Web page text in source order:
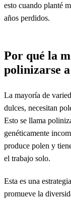
esto cuando planté
años perdidos.
Por qué la
polinizarse
La mayoría de
dulces, necesitan
Esto se llama
genéticamente
produce polen y
el trabajo solo.
Esta es una
promueve la